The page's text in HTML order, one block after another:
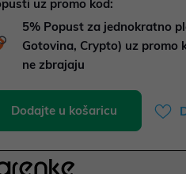
uz promo kod:
5% Popust za jednokratno
Gotovina, Crypto) uz promo
ne zbrajaju
Dodajte u košaricu